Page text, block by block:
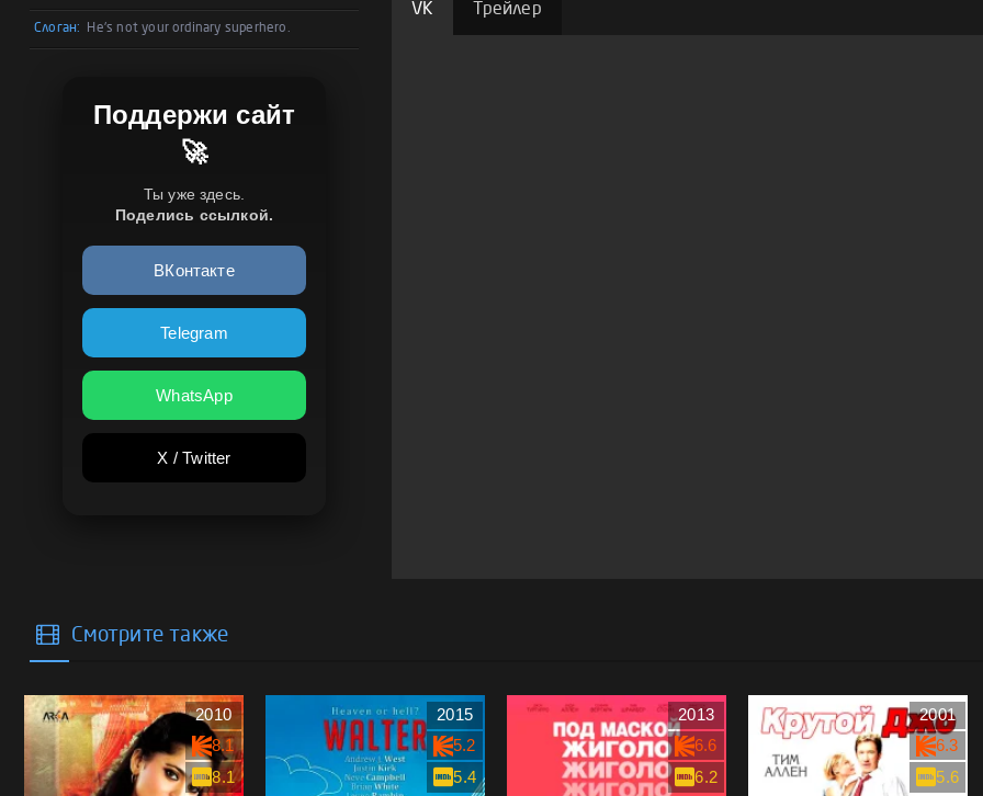
Слоган: He's not your ordinary superhero.
Поддержи сайт
🚀
Ты уже здесь.
Поделись ссылкой.
ВКонтакте
Telegram
WhatsApp
X / Twitter
VK Трейлер
Смотрите также
2010
8.1
8.1
2015
5.2
5.4
2013
6.6
6.2
2001
6.3
5.6